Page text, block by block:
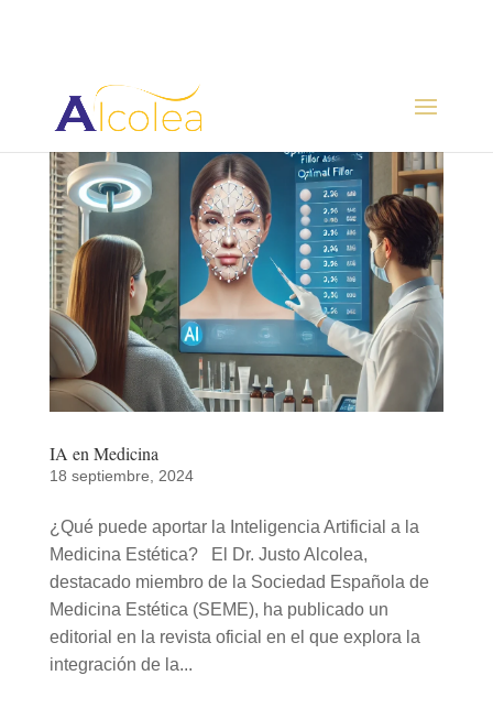
IA en Medicina
18 septiembre, 2024
¿Qué puede aportar la Inteligencia Artificial a la
Medicina Estética? El Dr. Justo Alcolea,
destacado miembro de la Sociedad Española de
Medicina Estética (SEME), ha publicado un
editorial en la revista oficial en el que explora la
integración de la...